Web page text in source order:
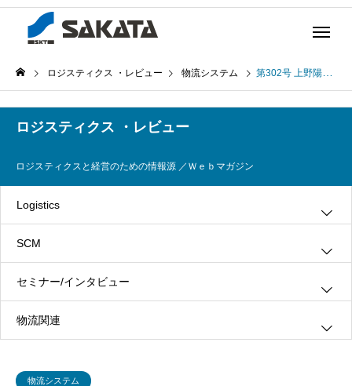
ロジスティクス ・レビュー 物流システム 第302号 上野陽一著「購買管理及び倉庫管理」(2014年10月21日発行)
物流システム
ロジスティクス ・レビュー
ロジスティクスと経営のための情報源 ／Ｗｅｂマガジン
Logistics
グリーン・ロジスティクス
３ＰＬ
ロジスティクス
SCM
情報システム
生産管理
セミナー/インタビュー
インタビュー
物流関連